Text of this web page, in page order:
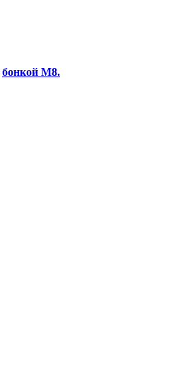
бонкой М8.